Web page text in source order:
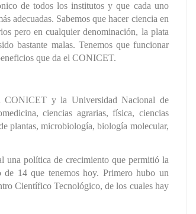
de todos los institutos y que cada uno
adecuadas. Sabemos que hacer ciencia en
pero en cualquier denominación, la plata
bastante malas. Tenemos que funcionar
que da el CONICET.
CONICET y la Universidad Nacional de
ciencias agrarias, física, ciencias
plantas, microbiología, biología molecular,
una política de crecimiento que permitió la
de 14 que tenemos hoy. Primero hubo un
Científico Tecnológico, de los cuales hay